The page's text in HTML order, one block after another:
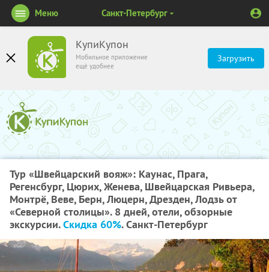
КупиКупон
Мобильное приложение
ещё удобнее
Загрузить
Меню Санкт-Петербург
Тур «Швейцарский вояж»: Каунас, Прага,
Регенсбург, Цюрих, Женева, Швейцарская Ривьера,
Монтрё, Веве, Берн, Люцерн, Дрезден, Лодзь от
«Северной столицы». 8 дней, отели, обзорные
экскурсии.Скидка 60%. Санкт-Петербург